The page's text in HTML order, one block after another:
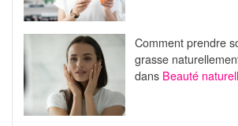
Comment prendre
grasse
dans Beauté